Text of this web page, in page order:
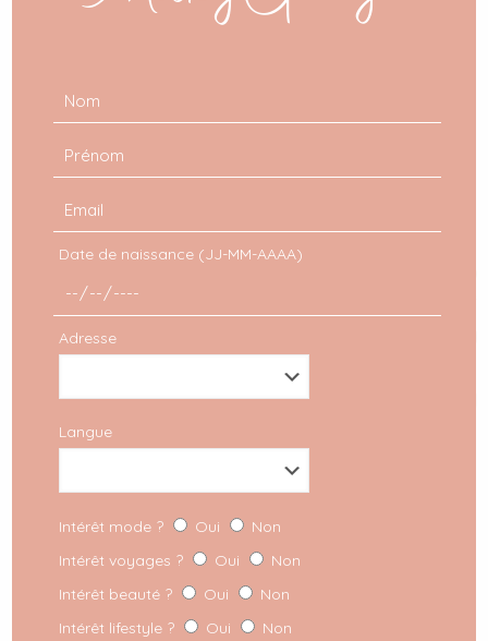
Date de naissance (JJ-MM-AAAA)
Adresse
Langue
Intérêt mode ? Oui
Non
Intérêt voyages ?
Oui
Non
Intérêt beauté ?
Oui
Non
Intérêt lifestyle ?
Oui
Non